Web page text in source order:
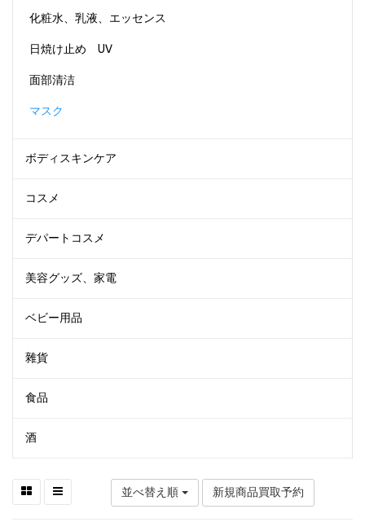
化粧水、乳液、エッセンス
日焼け止め UV
面部清洁
マスク
ボディスキンケア
コスメ
デパートコスメ
美容グッズ、家電
ベビー用品
雜貨
食品
酒
並べ替え順 新規商品買取予約